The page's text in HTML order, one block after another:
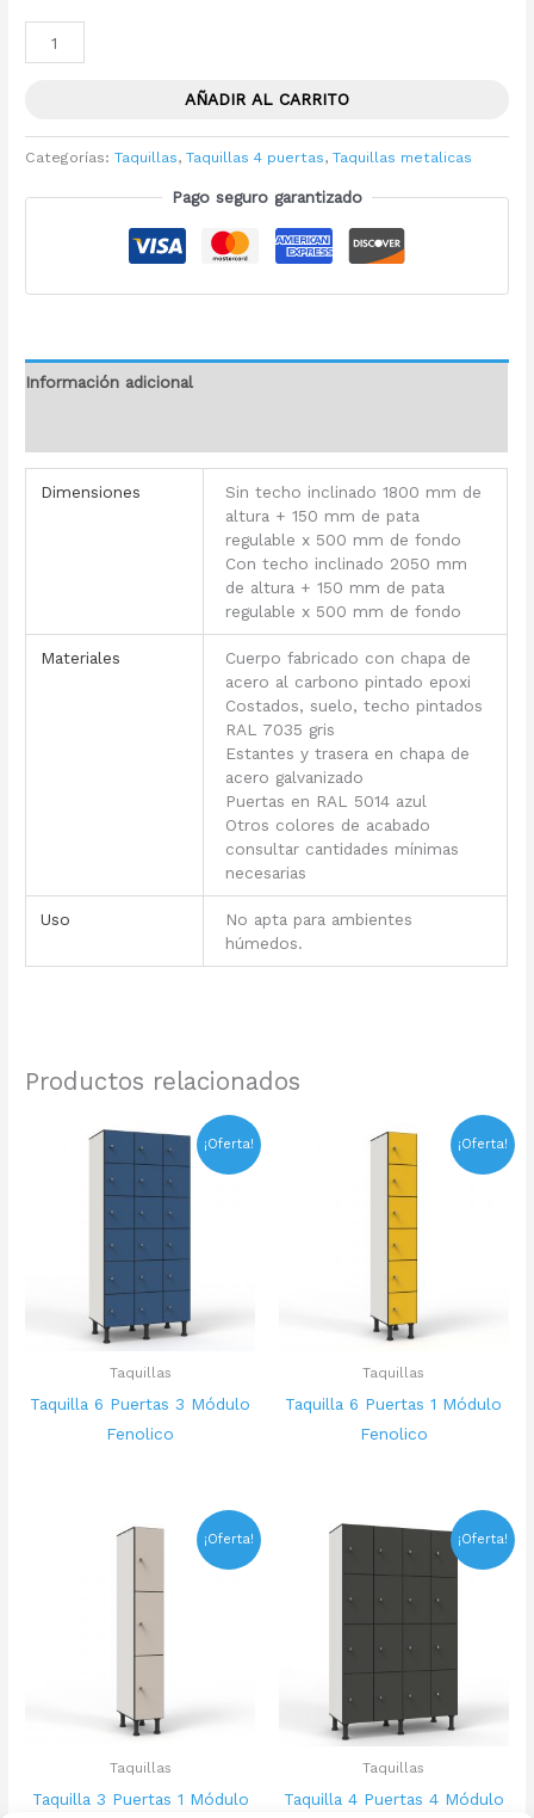
AÑADIR AL CARRITO
Categorías:Taquillas,Taquillas 4 puertas,Taquillas metalicas
Pago seguro garantizado
Información adicional
Dimensiones
Sin techo inclinado 1800 mm de
altura + 150 mm de pata
regulable x 500 mm de fondo
Con techo inclinado 2050 mm
de altura + 150 mm de pata
regulable x 500 mm de fondo
Materiales
Cuerpo fabricado con chapa de
acero al carbono pintado epoxi
Costados, suelo, techo pintados
RAL 7035 gris
Estantes y trasera en chapa de
acero galvanizado
Puertas en RAL 5014 azul
Otros colores de acabado
consultar cantidades mínimas
necesarias
Uso
No apta para ambientes
húmedos.
Productos relacionados
¡Oferta!
Taquillas
Taquilla 6 Puertas 3 Módulo
Fenolico
El
precio
original
era:
El
precio
actual
es:
¡Oferta!
Taquillas
Taquilla 6 Puertas 1 Módulo
Fenolico
El
precio
original
era:
615,35€.
El
precio
actual
es:
461,51€.
¡Oferta!
Taquillas
Taquilla 3 Puertas 1 Módulo
El
original
El
actual
¡Oferta!
Taquillas
Taquilla 4 Puertas 4 Módulo
El
era:
1.699,27€.
El
es:
1.274,45€.